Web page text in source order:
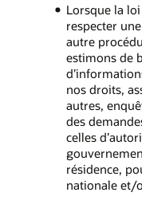
Lorsque la
respecter
autre
estimons de
nos droits,
autres,
des
celles
résidence,
nationale et/